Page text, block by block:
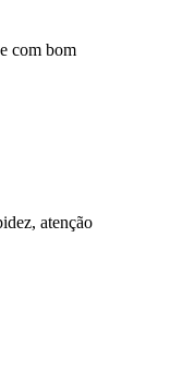
com bom
atenção